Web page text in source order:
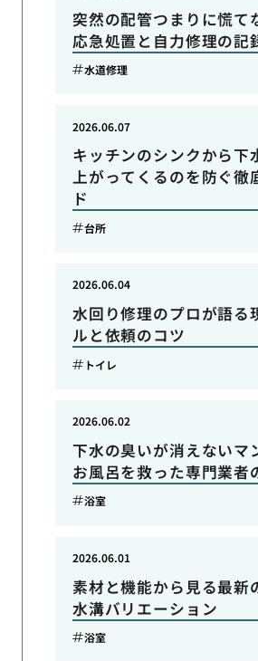
突然の配管つまりに慌て
応急処置と自力修理の記
水道修理
キッチンのシンクから下
上がってくるのを防ぐ徹
ド
2026.06.07
台所
水回り修理のプロが語る
ルと依頼のコツ
2026.06.04
トイレ
下水の臭いが消えないマ
お風呂を救った専門業者
2026.06.02
浴室
素材と機能から見る最新
水溝バリエーション
2026.06.01
浴室